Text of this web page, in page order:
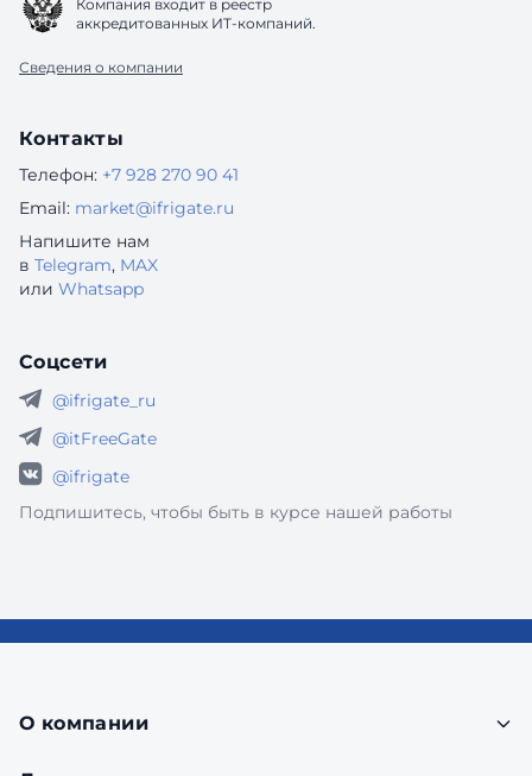
Компания входит в реестр
аккредитованных ИТ-компаний.
Сведения о компании
Контакты
Телефон: +7 928 270 90 41
Email: market@ifrigate.ru
Напишите нам
в Telegram, MAX
или Whatsapp
Соцсети
@ifrigate_ru
@itFreeGate
@ifrigate
Подпишитесь, чтобы быть в курсе нашей работы
О компании